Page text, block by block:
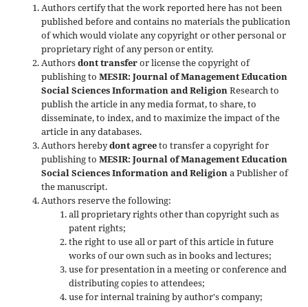
Authors certify that the work reported here has not been
published before and contains no materials the publication
of which would violate any copyright or other personal or
proprietary right of any person or entity.
Authorsdont transferor license the copyright of
publishing to MESIR: Journal of Management Education
Social Sciences Information and Religion Research to
publish the article in any media format, to share, to
disseminate, to index, and to maximize the impact of the
article in any databases.
Authors herebydont agreeto transfer a copyright for
publishing to MESIR: Journal of Management Education
Social Sciences Information and Religion a Publisher of
the manuscript.
Authors reserve the following:
all proprietary rights other than copyright such as
patent rights;
the right to use all or part of this article in future
works of our own such as in books and lectures;
use for presentation in a meeting or conference and
distributing copies to attendees;
use for internal training by author's company;